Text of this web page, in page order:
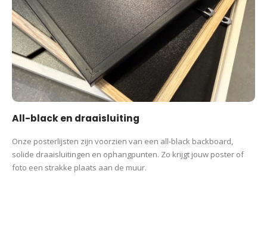
All-black en draaisluiting
Onze posterlijsten zijn voorzien van een all-black backboard,
solide draaisluitingen en ophangpunten. Zo krijgt jouw poster of
foto een strakke plaats aan de muur.